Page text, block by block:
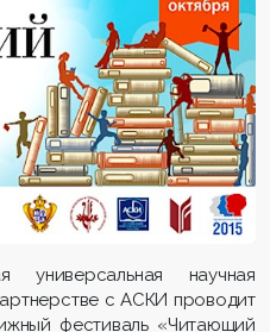
универсальная научная
с АСКИ проводит
фестиваль «Читающий